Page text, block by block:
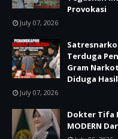
Provokasi
July 07, 2026
Terduga
Gram
Diduga
July 07, 2026
Dokter Tifa
MODERN